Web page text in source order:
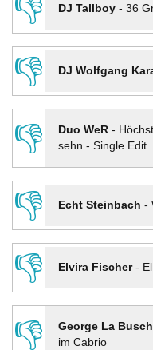
👎
DJ Tallboy- 36
👎
DJ Wolfgang
👎
Duo WeR-
sehn - Single Edit
👎
Echt Steinbach -
👎
Elvira Fischer-
👎
George La Busch
im Cabrio